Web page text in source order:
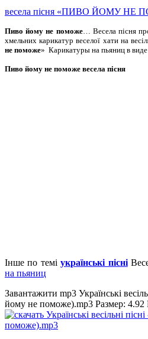
весела пісня «ПИВО ЙОМУ НЕ
Пиво йому не поможе… Весела пісня
хмельних карикатур веселої хати на
не поможе» Карикатуры на пьяниц в
Пиво йому не поможе весела пісня
Інше по теміукраїнські пісні
на пьяниц
Завантажити mp3 Українські
йому не поможе).mp3 Размер: